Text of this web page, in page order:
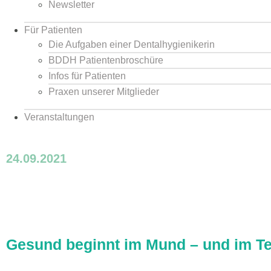
Newsletter
Für Patienten
Die Aufgaben einer Dentalhygienikerin
BDDH Patientenbroschüre
Infos für Patienten
Praxen unserer Mitglieder
Veranstaltungen
24.09.2021
Gesund beginnt im Mund – und im